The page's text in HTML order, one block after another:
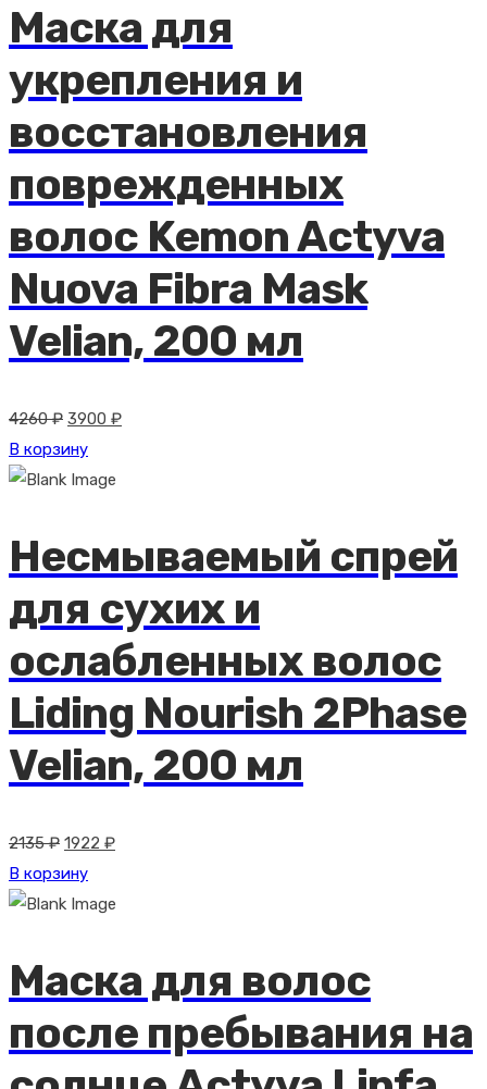
Маска для
укрепления и
восстановления
поврежденных
волос Kemon Actyva
Nuova Fibra Mask
Velian, 200 мл
4260₽ Первоначальная
цена
составляла
3900 ₽Текущая
В корзину
Несмываемый спрей
для сухих и
ослабленных волос
Liding Nourish 2Phase
Velian, 200 мл
2135₽ Первоначальная
цена
составляла
1922 ₽Текущая
1922 ₽.
В корзину
Маска для волос
после пребывания на